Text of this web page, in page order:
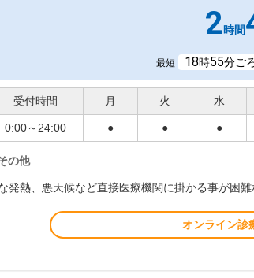
2時間
最短 18時55分ご
受付時間 月 火 水
0:00～24:00 ● ● ●
の他
発熱、悪天候など直接医療機関に掛かる事が困
オンライン診